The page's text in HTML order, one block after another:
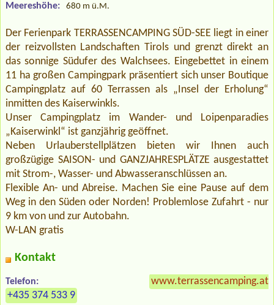
Meereshöhe: 680 m ü.M.
Der Ferienpark TERRASSENCAMPING SÜD-SEE liegt in einer
der reizvollsten Landschaften Tirols und grenzt direkt an
das sonnige Südufer des Walchsees. Eingebettet in einem
11 ha großen Campingpark präsentiert sich unser Boutique
Campingplatz auf 60 Terrassen als „Insel der Erholung“
inmitten des Kaiserwinkls.
Unser Campingplatz im Wander- und Loipenparadies
„Kaiserwinkl“ ist ganzjährig geöffnet.
Neben Urlauberstellplätzen bieten wir Ihnen auch
großzügige SAISON- und GANZJAHRESPLÄTZE ausgestattet
mit Strom-, Wasser- und Abwasseranschlüssen an.
Flexible An- und Abreise. Machen Sie eine Pause auf dem
Weg in den Süden oder Norden! Problemlose Zufahrt - nur
9 km von und zur Autobahn.
W-LAN gratis
Kontakt
Telefon:
+435 374 533 9
www.terrassencamping.at